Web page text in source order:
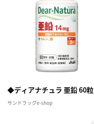
◆ディアナチュラ 亜鉛 60粒
サンドラッグe-shop